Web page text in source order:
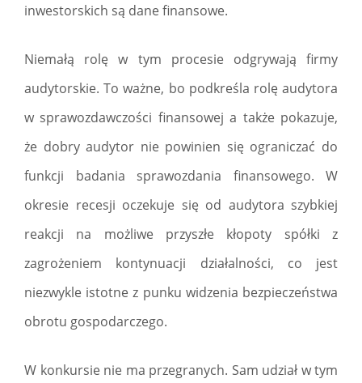
inwestorskich są dane finansowe.
Niemałą rolę w tym procesie odgrywają firmy
audytorskie. To ważne, bo podkreśla rolę audytora
w sprawozdawczości finansowej a także pokazuje,
że dobry audytor nie powinien się ograniczać do
funkcji badania sprawozdania finansowego. W
okresie recesji oczekuje się od audytora szybkiej
reakcji na możliwe przyszłe kłopoty spółki z
zagrożeniem kontynuacji działalności, co jest
niezwykle istotne z punku widzenia bezpieczeństwa
obrotu gospodarczego.
W konkursie nie ma przegranych. Sam udział w tym